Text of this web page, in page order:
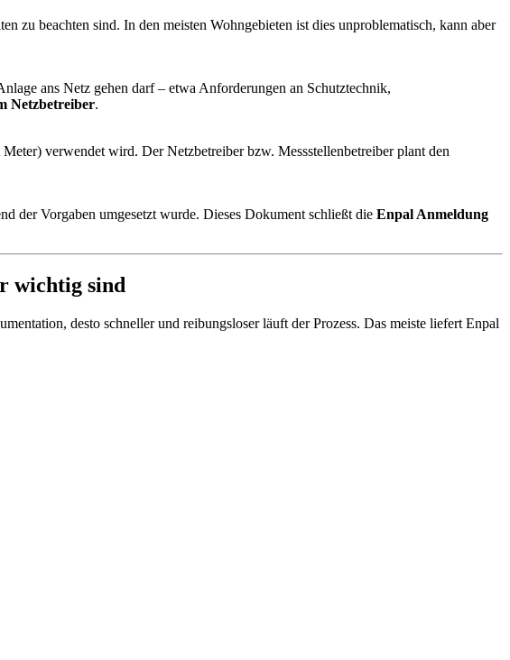
zu beachten sind. In den meisten Wohngebieten ist dies unproblematisch, kann aber
ans Netz gehen darf – etwa Anforderungen an Schutztechnik,
Netzbetreiber.
verwendet wird. Der Netzbetreiber bzw. Messstellenbetreiber plant den
der Vorgaben umgesetzt wurde. Dieses Dokument schließt die Enpal Anmeldung
wichtig sind
desto schneller und reibungsloser läuft der Prozess. Das meiste liefert Enpal